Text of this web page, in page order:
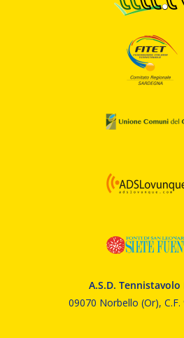
A.S.D.
09070 Norbello (Or),